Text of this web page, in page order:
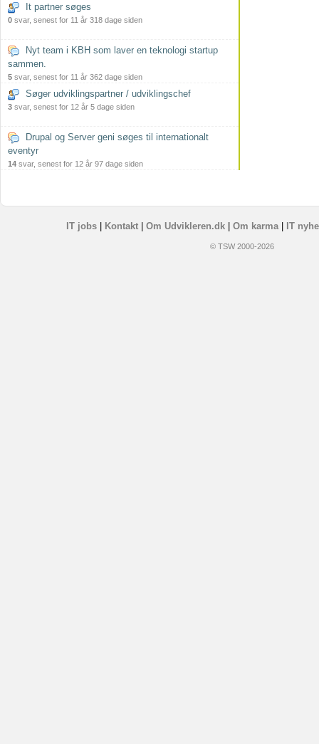
It partner søges
0 svar, senest for 11 år 318 dage siden
Nyt team i KBH som laver en teknologi startup
sammen.
5 svar, senest for 11 år 362 dage siden
Søger udviklingspartner / udviklingschef
3 svar, senest for 12 år 5 dage siden
Drupal og Server geni søges til internationalt
eventyr
14 svar, senest for 12 år 97 dage siden
IT jobs| Kontakt| Om Udvikleren.dk| Om karma| IT
© TSW 2000-2026